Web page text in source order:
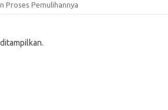
Proses Pemulihannya